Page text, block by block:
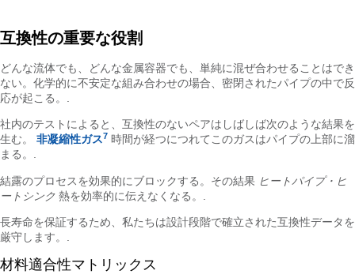
互換性の重要な役割
どんな流体でも、どんな金属容器でも、単純に混ぜ合わせることはでき
ない。化学的に不安定な組み合わせの場合、密閉されたパイプの中で反
応が起こる。.
社内のテストによると、互換性のないペアはしばしば次のような結果を
生む。 非凝縮性ガス7 時間が経つにつれてこのガスはパイプの上部に溜
まる。.
結露のプロセスを効果的にブロックする。その結果 ヒートパイプ・ヒ
ートシンク 熱を効率的に伝えなくなる。.
長寿命を保証するため、私たちは設計段階で確立された互換性データを
厳守します。.
材料適合性マトリックス